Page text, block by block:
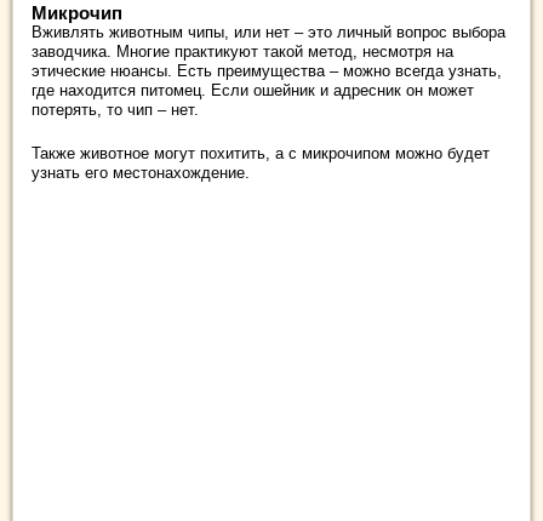
Микрочип
Вживлять животным чипы, или нет – это личный вопрос выбора
заводчика. Многие практикуют такой метод, несмотря на
этические нюансы. Есть преимущества – можно всегда узнать,
где находится питомец. Если ошейник и адресник он может
потерять, то чип – нет.
Также животное могут похитить, а с микрочипом можно будет
узнать его местонахождение.